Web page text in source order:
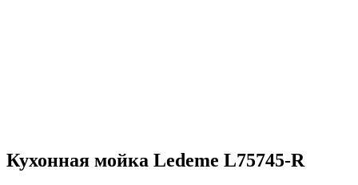
Кухонная мойка Ledeme L75745-R